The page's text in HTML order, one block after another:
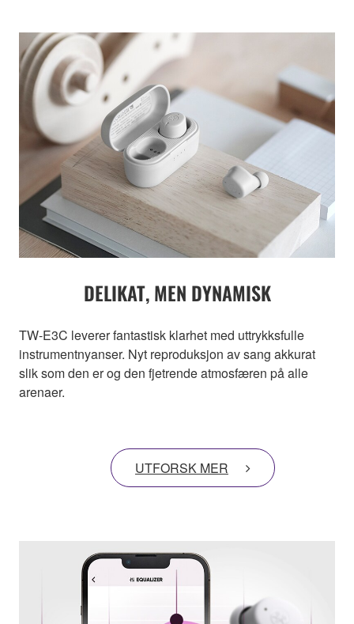
DELIKAT, MEN DYNAMISK
TW-E3C leverer fantastisk klarhet med uttrykksfulle
instrumentnyanser. Nyt reproduksjon av sang akkurat
slik som den er og den fjetrende atmosfæren på alle
arenaer.
UTFORSK MER